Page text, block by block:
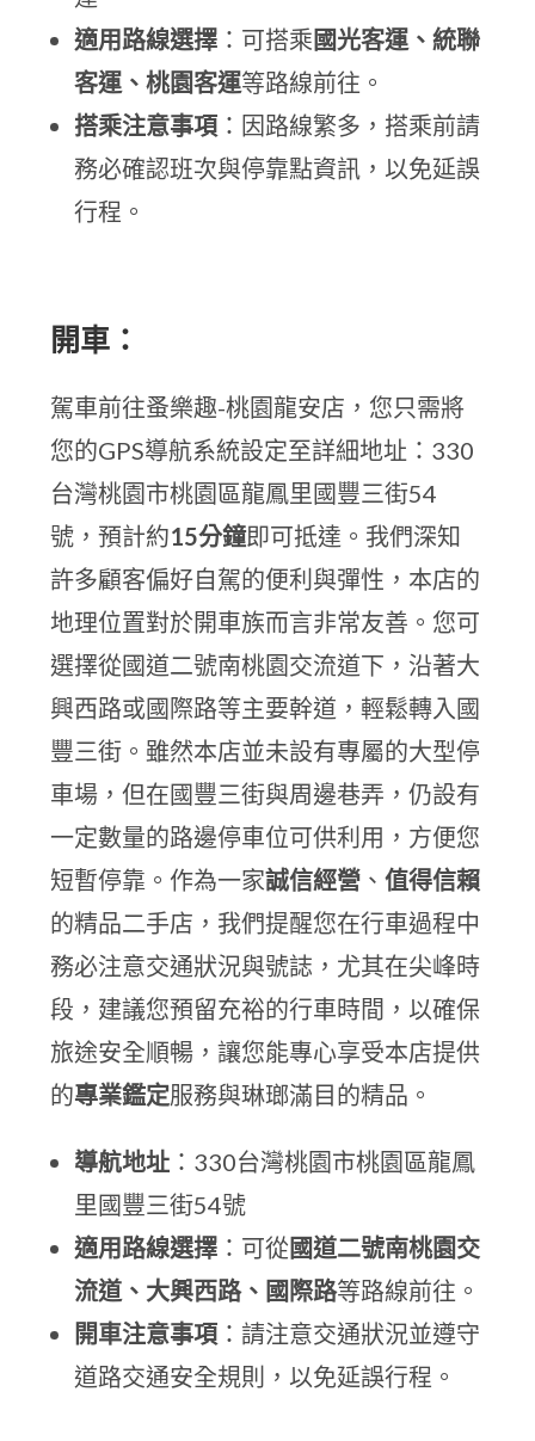
適用路線選擇 ：可搭乘 國光客運、統聯
客運、桃園客運等路線前往。
搭乘注意事項 ：因路線繁多，搭乘前請
務必確認班次與停靠點資訊，以免延誤
行程。
開車：
駕車前往蚤樂趣-桃園龍安店，您只需將
您的GPS導航系統設定至詳細地址：330
台灣桃園市桃園區龍鳳里國豐三街54
號，預計約15分鐘即可抵達。我們深知
許多顧客偏好自駕的便利與彈性，本店的
地理位置對於開車族而言非常友善。您可
選擇從國道二號南桃園交流道下，沿著大
興西路或國際路等主要幹道，輕鬆轉入國
豐三街。雖然本店並未設有專屬的大型停
車場，但在國豐三街與周邊巷弄，仍設有
一定數量的路邊停車位可供利用，方便您
短暫停靠。作為一家誠信經營 、值得信賴
的精品二手店，我們提醒您在行車過程中
務必注意交通狀況與號誌，尤其在尖峰時
段，建議您預留充裕的行車時間，以確保
旅途安全順暢，讓您能專心享受本店提供
的專業鑑定服務與琳瑯滿目的精品。
導航地址 ：330台灣桃園市桃園區龍鳳
里國豐三街54號
適用路線選擇 ：可從 國道二號南桃園交
流道、大興西路、國際路等路線前往。
開車注意事項 ：請注意交通狀況並遵守
道路交通安全規則，以免延誤行程。